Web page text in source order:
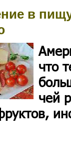
в
что
чей